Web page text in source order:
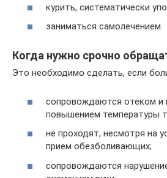
курить, систематически
заниматься самолечением.
Когда нужно срочно
Это необходимо сделать, если
сопровождаются отеком и
повышением температуры
не проходят, несмотря на
прием обезболивающих;
сопровождаются